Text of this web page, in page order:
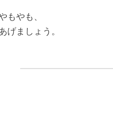
もやも、
げましょう。